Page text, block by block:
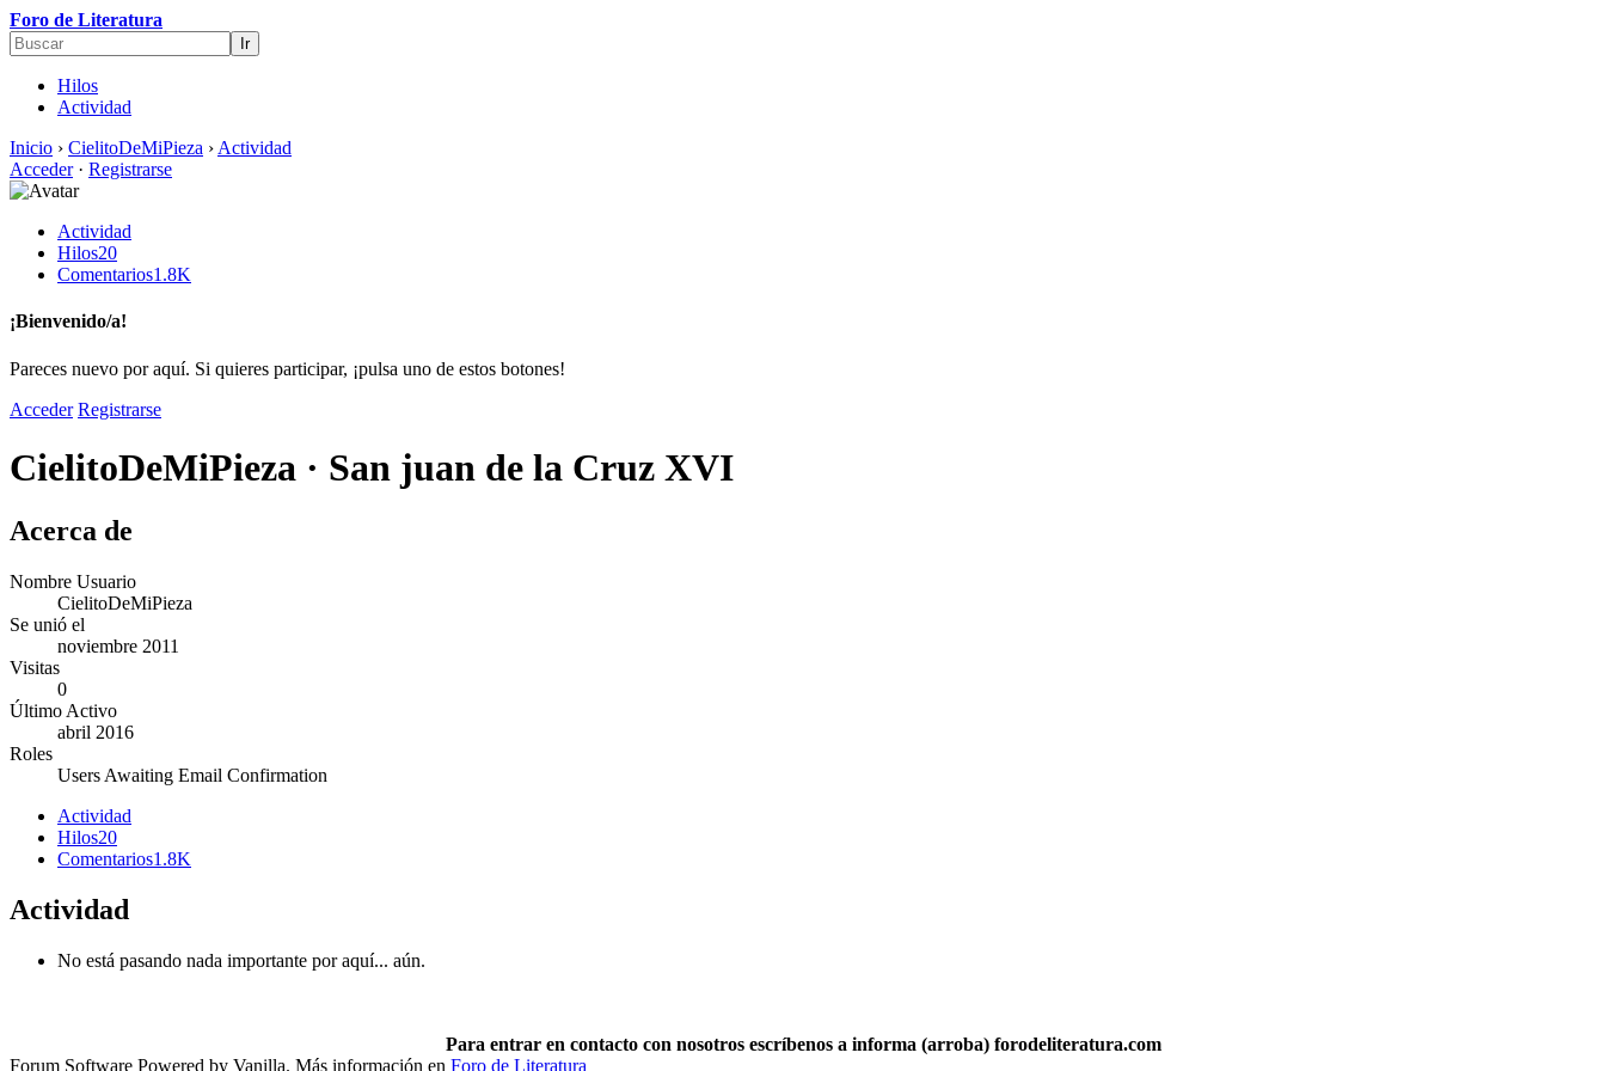
Foro de Literatura
Hilos
Actividad
Inicio › CielitoDeMiPieza › Actividad
Acceder · Registrarse
Actividad
Hilos20
Comentarios1.8K
¡Bienvenido/a!
Pareces nuevo por aquí. Si quieres participar, ¡pulsa uno de estos botones!
Acceder Registrarse
CielitoDeMiPieza · San juan de la Cruz XVI
Acerca de
Nombre Usuario
CielitoDeMiPieza
Se unió el
noviembre 2011
Visitas
0
Último Activo
abril 2016
Roles
Users Awaiting Email Confirmation
Actividad
Hilos20
Comentarios1.8K
Actividad
No está pasando nada importante por aquí... aún.
Para entrar en contacto con nosotros escríbenos a informa (arroba) forodeliteratura.com
Forum Software Powered by Vanilla. Más información en Foro de Literatura